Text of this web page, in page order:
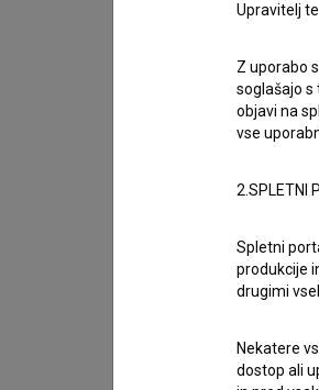
promocije sodobnega
Filmski center Črne
filmski center, prvi
njegove ustanovitve.
Obe kinematografiji se
sodelujeta v
mednarodni projekt
igralcev v regiji.
Upravitelj
Z uporabo
soglašajo s
objavi na
vse
2.SPLETNI
Spletni
produkcije
drugimi
Nekatere
dostop ali